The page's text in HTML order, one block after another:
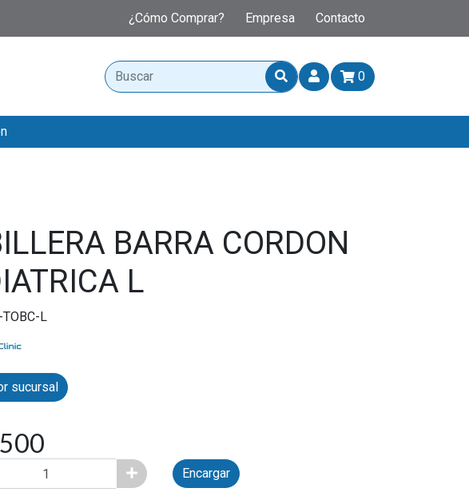
¿Cómo Comprar? Empresa Contacto
0
BARRA CORDON
L
TOBC-L
sucursal
Encargar